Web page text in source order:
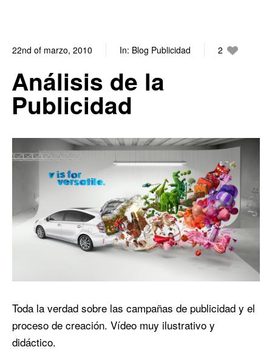
22nd of marzo, 2010 In: Blog Publicidad
2
Análisis de la
Publicidad
Toda la verdad sobre las campañas de publicidad y el
proceso de creación. Vídeo muy ilustrativo y
didáctico.